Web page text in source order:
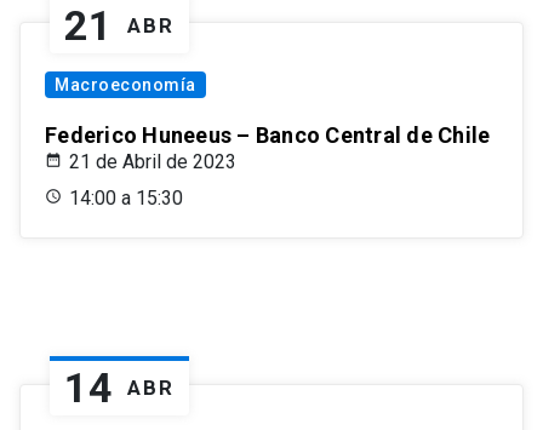
21 ABR
Macroeconomía
Federico Huneeus – Banco Central de Chile
21 de Abril de 2023
14:00 a 15:30
14 ABR